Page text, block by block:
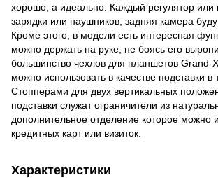
хорошо, а идеально. Каждый регулятор или
зарядки или наушников, задняя камера
Кроме этого, в модели есть интересная
можно держать на руке, не боясь его
большинство чехлов для планшетов Grand-
можно использовать в качестве подставки в
Стопперами для двух вертикальных
подставки служат ограничители из
дополнительное отделение которое можно
кредитных карт или визиток.
Характеристики